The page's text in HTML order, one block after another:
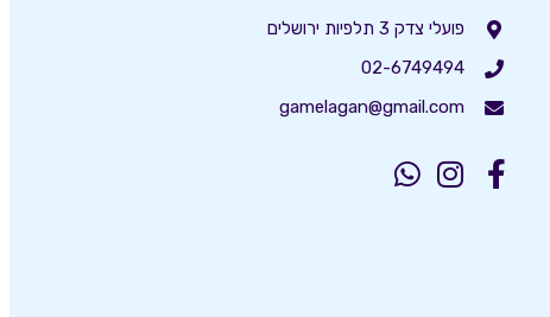
פועלי צדק 3 תלפיות ירושלים
02-6749494
gamelagan@gmail.com